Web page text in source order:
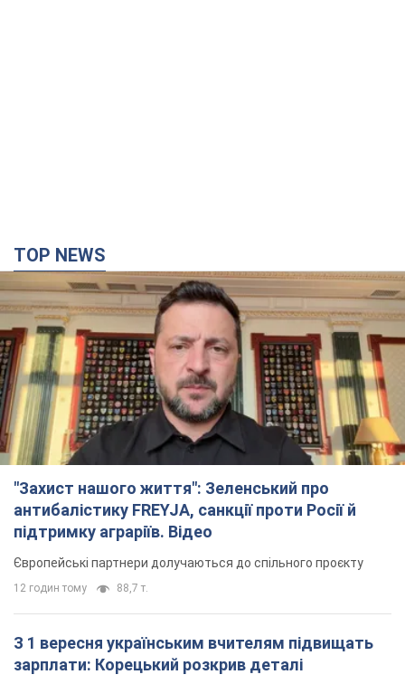
TOP NEWS
"Захист нашого життя": Зеленський про
антибалістику FREYJA, санкції проти Росії й
підтримку аграріїв. Відео
Європейські партнери долучаються до спільного проєкту
12 годин тому 88,7 т.
З 1 вересня українським вчителям підвищать
зарплати: Корецький розкрив деталі